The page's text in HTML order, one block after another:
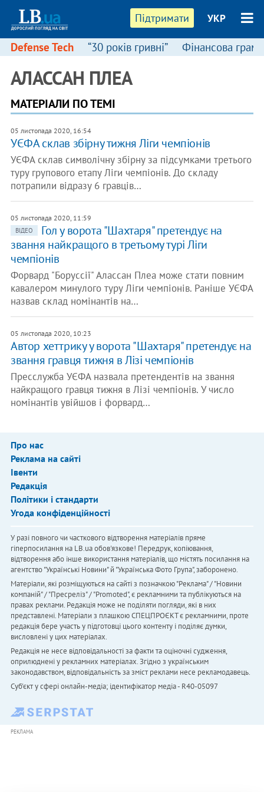
Підтримати УКР
Defense Tech “30 років гривні” Фінансова
АЛАССАН ПЛЕА
МАТЕРІАЛИ ПО ТЕМІ
05 листопада 2020, 16:54
УЄФА склав збірну тижня Ліги чемпіонів
УЄФА склав символічну збірну за підсумками третього
туру групового етапу Ліги чемпіонів. До складу
потрапили відразу 6 гравців…
05 листопада 2020, 11:59
ВІДЕО
Гол у ворота "Шахтаря" претендує на
звання найкращого в третьому турі Ліги
чемпіонів
Форвард "Боруссії" Алассан Плеа може стати повним
кавалером минулого туру Ліги чемпіонів. Раніше УЄФА
назвав склад номінантів на…
05 листопада 2020, 10:23
Автор хеттрику у ворота "Шахтаря" претендує на
звання гравця тижня в Лізі чемпіонів
Пресслужба УЄФА назвала претендентів на звання
найкращого гравця тижня в Лізі чемпіонів. У число
номінантів увійшов і форвард…
Про нас
Реклама на сайті
Івенти
Редакція
Політики і стандарти
Угода конфіденційності
У разі повного чи часткового відтворення матеріалів пряме
гіперпосилання на LB.ua обов'язкове! Передрук, копіювання,
відтворення або інше використання матеріалів, що містять посилання на
агентство "Українськi Новини" й "Українська Фото Група", заборонено.
Матеріали, які розміщуються на сайті з позначкою "Реклама" / "Новини
компаній" / "Пресреліз" / "Promoted", є рекламними та публікуються на
правах реклами. Редакція може не поділяти погляди, які в них
представлені. Матеріали з плашкою СПЕЦПРОЄКТ є рекламними, проте
редакція бере участь у підготовці цього контенту і поділяє думки,
висловлені у цих матеріалах.
Редакція не несе відповідальності за факти та оціночні судження,
оприлюднені у рекламних матеріалах. Згідно з українським
законодавством, відповідальність за зміст реклами несе рекламодавець.
Cуб'єкт у сфері онлайн-медіа; ідентифікатор медіа - R40-05097
РЕКЛАМА